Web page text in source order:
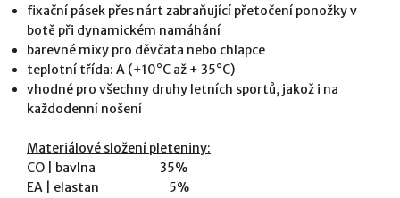
fixační pásek přes nárt zabraňující přetočení ponožky v
botě při dynamickém namáhání
barevné mixy pro děvčata nebo chlapce
teplotní třída: A (+10°C až + 35°C)
vhodné pro všechny druhy letních sportů, jakož i na
každodenní nošení
Materiálové složení pleteniny:
CO | bavlna 35%
EA | elastan 5%